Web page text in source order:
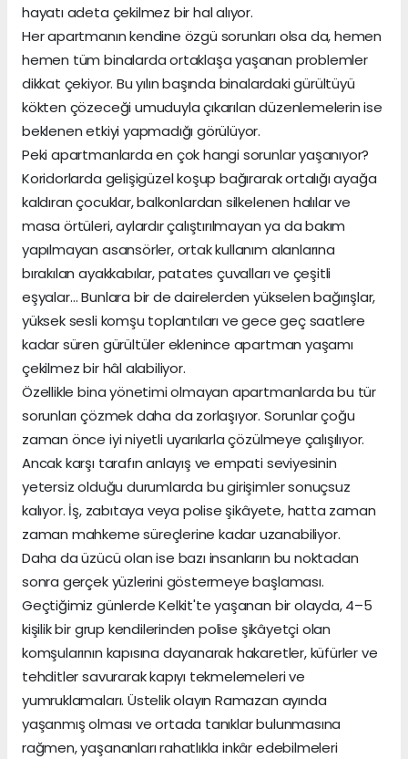
hayatı adeta çekilmez bir hal alıyor.
Her apartmanın kendine özgü sorunları olsa da, hemen
hemen tüm binalarda ortaklaşa yaşanan problemler
dikkat çekiyor. Bu yılın başında binalardaki gürültüyü
kökten çözeceği umuduyla çıkarılan düzenlemelerin ise
beklenen etkiyi yapmadığı görülüyor.
Peki apartmanlarda en çok hangi sorunlar yaşanıyor?
Koridorlarda gelişigüzel koşup bağırarak ortalığı ayağa
kaldıran çocuklar, balkonlardan silkelenen halılar ve
masa örtüleri, aylardır çalıştırılmayan ya da bakım
yapılmayan asansörler, ortak kullanım alanlarına
bırakılan ayakkabılar, patates çuvalları ve çeşitli
eşyalar… Bunlara bir de dairelerden yükselen bağırışlar,
yüksek sesli komşu toplantıları ve gece geç saatlere
kadar süren gürültüler eklenince apartman yaşamı
çekilmez bir hâl alabiliyor.
Özellikle bina yönetimi olmayan apartmanlarda bu tür
sorunları çözmek daha da zorlaşıyor. Sorunlar çoğu
zaman önce iyi niyetli uyarılarla çözülmeye çalışılıyor.
Ancak karşı tarafın anlayış ve empati seviyesinin
yetersiz olduğu durumlarda bu girişimler sonuçsuz
kalıyor. İş, zabıtaya veya polise şikâyete, hatta zaman
zaman mahkeme süreçlerine kadar uzanabiliyor.
Daha da üzücü olan ise bazı insanların bu noktadan
sonra gerçek yüzlerini göstermeye başlaması.
Geçtiğimiz günlerde Kelkit'te yaşanan bir olayda, 4–5
kişilik bir grup kendilerinden polise şikâyetçi olan
komşularının kapısına dayanarak hakaretler, küfürler ve
tehditler savurarak kapıyı tekmelemeleri ve
yumruklamaları. Üstelik olayın Ramazan ayında
yaşanmış olması ve ortada tanıklar bulunmasına
rağmen, yaşananları rahatlıkla inkâr edebilmeleri